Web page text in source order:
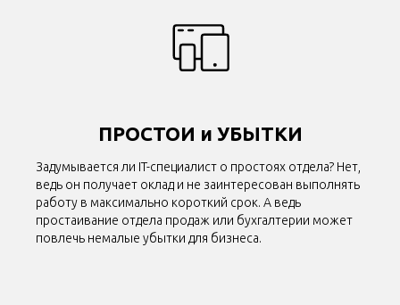
ПРОСТОИ и УБЫТКИ
Задумывается ли IT-специалист о простоях отдела? Нет,
ведь он получает оклад и не заинтересован выполнять
работу в максимально короткий срок. А ведь
простаивание отдела продаж или бухгалтерии может
повлечь немалые убытки для бизнеса.